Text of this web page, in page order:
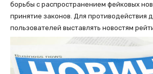
борьбы с распространением фейковых
принятие законов. Для противодействия
пользователей выставлять новостям